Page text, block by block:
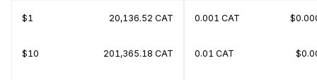
$1 20,136.52 CAT
$10 201,365.18 CAT
0.001 CAT
0.01 CAT